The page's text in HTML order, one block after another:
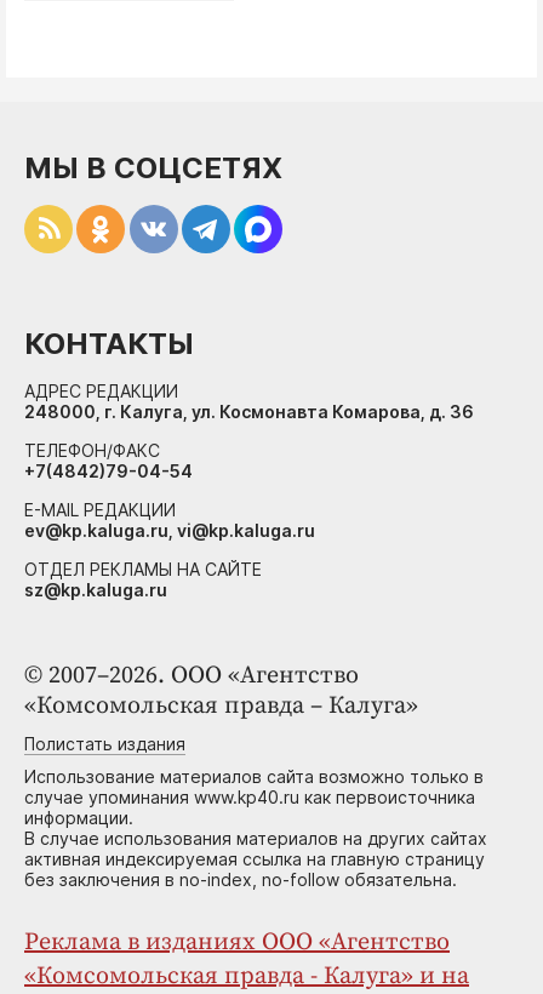
© 2007–2026. ООО «Агентство
«Комсомольская правда – Калуга»
Полистать издания
Использование материалов сайта возможно только в
случае упоминания www.kp40.ru как первоисточника
информации.
В случае использования материалов на других сайтах
активная индексируемая ссылка на главную страницу
без заключения в no-index, no-follow обязательна.
Реклама в изданиях ООО «Агентство
«Комсомольская правда - Калуга» и на
МЫ В СОЦСЕТЯХ
КОНТАКТЫ
АДРЕС РЕДАКЦИИ
248000, г. Калуга, ул. Космонавта Комарова, д. 36
ТЕЛЕФОН/ФАКС
+7(4842)79-04-54
E-MAIL РЕДАКЦИИ
ev@kp.kaluga.ru, vi@kp.kaluga.ru
ОТДЕЛ РЕКЛАМЫ НА САЙТЕ
sz@kp.kaluga.ru